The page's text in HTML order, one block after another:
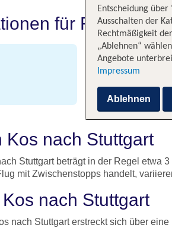
für Flüge von
Flughafen
Kos nach Stuttgart
Stuttgart beträgt in der Regel etwa
mit Zwischenstopps handelt,
nach Stuttgart
nach Stuttgart erstreckt sich über
Entscheidung
Ausschalten der
Rechtmäßigkeit
„Ablehnen“
Angebote
Impressum
Ablehnen